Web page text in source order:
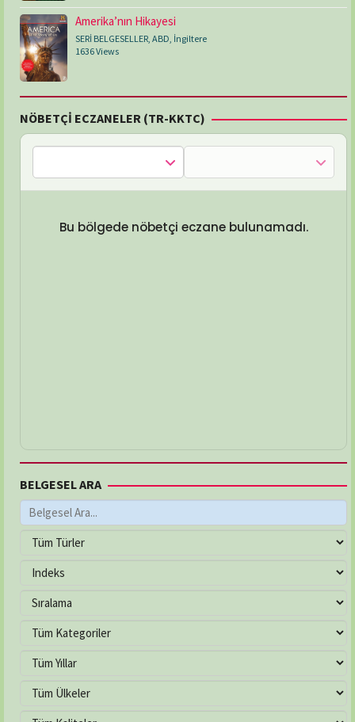
Amerika’nın Hikayesi
SERİ BELGESELLER ABD İngiltere
1636 Views
NÖBETÇİ ECZANELER (TR-KKTC)
Bu bölgede nöbetçi eczane bulunamadı.
BELGESEL ARA